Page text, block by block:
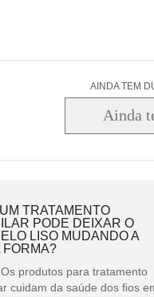
AINDA TEM
TRATAMENTO
PODE DEIXAR O
LISO MUDANDO A
FORMA?
produtos para tratamento
cuidam da saúde dos fios